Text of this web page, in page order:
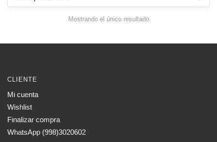
Mostrando el único resultado
CLIENTE
Mi cuenta
Wishlist
Finalizar compra
WhatsApp (998)3020602